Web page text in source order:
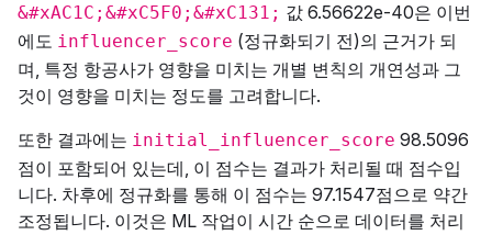
&#xAC1C;&#xC5F0;&#xC131; 값 6.56622e-40은 이번
에도 influencer_score (정규화되기 전)의 근거가 되
며, 특정 항공사가 영향을 미치는 개별 변칙의 개연성과 그
것이 영향을 미치는 정도를 고려합니다.
또한 결과에는 initial_influencer_score 98.5096
점이 포함되어 있는데, 이 점수는 결과가 처리될 때 점수입
니다. 차후에 정규화를 통해 이 점수는 97.1547점으로 약간
조정됩니다. 이것은 ML 작업이 시간 순으로 데이터를 처리